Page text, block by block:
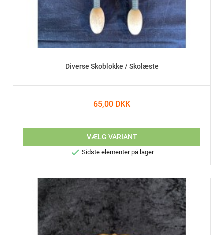
Diverse Skoblokke / Skolæste
65,00 DKK
VÆLG VARIANT
 Sidste elementer på lager